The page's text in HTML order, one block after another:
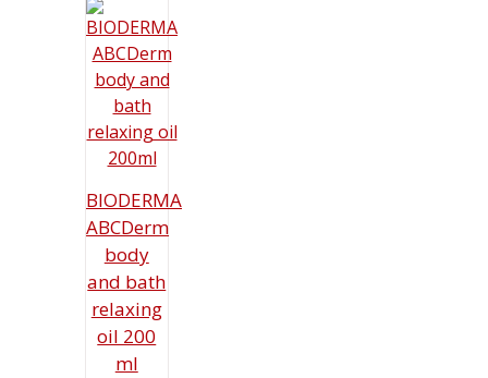
BIODERMA
ABCDerm
body
and bath
relaxing
oil 200
ml